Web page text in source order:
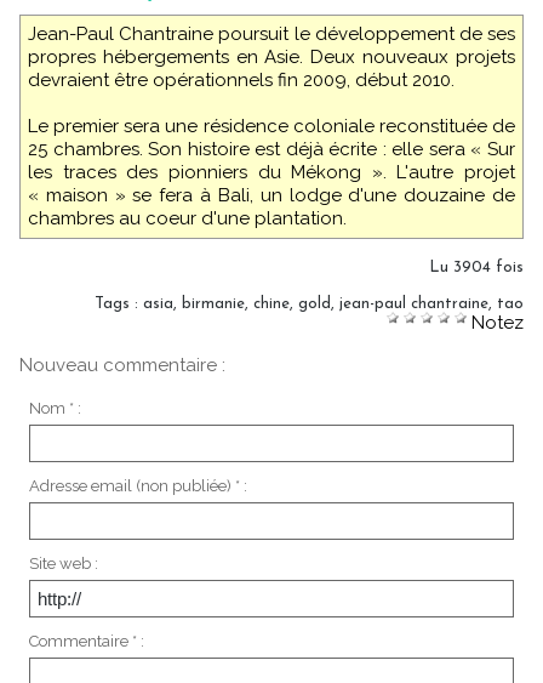
Jean-Paul Chantraine poursuit le développement de ses
propres hébergements en Asie. Deux nouveaux projets
devraient être opérationnels fin 2009, début 2010.
Le premier sera une résidence coloniale reconstituée de
25 chambres. Son histoire est déjà écrite : elle sera « Sur
les traces des pionniers du Mékong ». L'autre projet
« maison » se fera à Bali, un lodge d'une douzaine de
chambres au coeur d'une plantation.
Lu 3904 fois
Tags : asia, birmanie, chine, gold, jean-paul chantraine, tao
Notez
Nouveau commentaire :
Nom * :
Adresse email (non publiée) * :
Site web :
Commentaire * :